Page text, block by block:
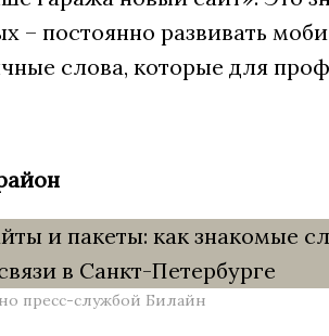
– постоянно развивать
слова, которые для
пресс-службой Билайн